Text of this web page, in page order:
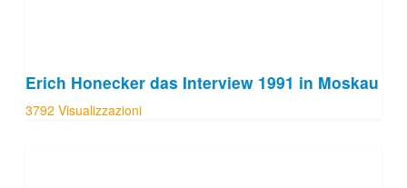
Erich Honecker das Interview 1991 in Moskau
3792 Visualizzazioni